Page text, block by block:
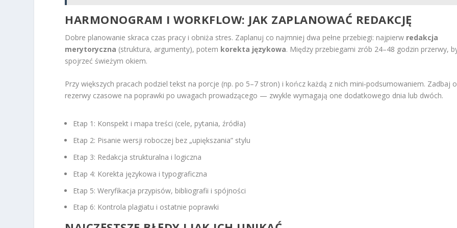
HARMONOGRAM I WORKFLOW: JAK ZAPLANOWAĆ REDAKCJĘ
Dobre planowanie skraca czas pracy i obniża stres. Zaplanuj co najmniej dwa pełne przebiegi: najpierw redakcja
merytoryczna (struktura, argumenty), potem korekta językowa. Między przebiegami zrób 24–48 godzin przerwy,
spojrzeć świeżym okiem.
Przy większych pracach podziel tekst na porcje (np. po 5–7 stron) i kończ każdą z nich mini‑podsumowaniem. Zadbaj o
rezerwy czasowe na poprawki po uwagach prowadzącego — zwykle wymagają one dodatkowego dnia lub dwóch.
Etap 1: Konspekt i mapa treści (cele, pytania, źródła)
Etap 2: Pisanie wersji roboczej bez „upiększania” stylu
Etap 3: Redakcja strukturalna i logiczna
Etap 4: Korekta językowa i typograficzna
Etap 5: Weryfikacja przypisów, bibliografii i spójności
Etap 6: Kontrola plagiatu i ostatnie poprawki